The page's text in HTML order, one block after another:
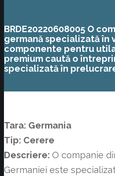
BRDE20220608005 O
germană specializată în
componente pentru
premium caută o
specializată în
Tara: Germania
Tip: Cerere
Descriere: O companie
Germaniei este